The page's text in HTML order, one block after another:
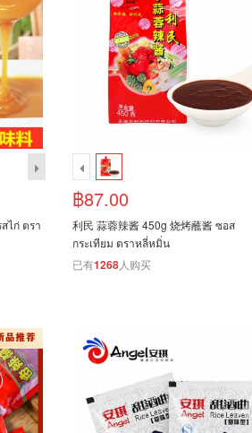
ไก่ ตรา
฿87.00
利民 蒜蓉辣酱 450g 烧烤蘸酱 ซอส
กระเทียม ตราหลี่หมิ่น
已有1268人购买